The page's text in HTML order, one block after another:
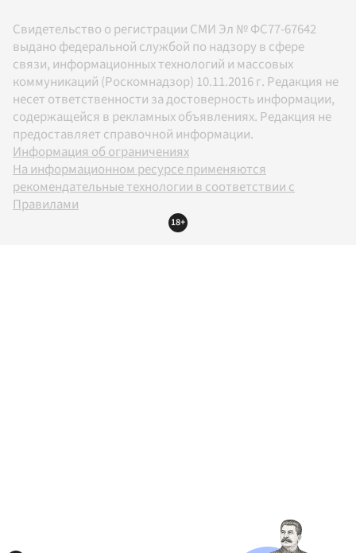
Свидетельство о регистрации СМИ Эл № ФС77-67642
выдано федеральной службой по надзору в сфере
связи, информационных технологий и массовых
коммуникаций (Роскомнадзор) 10.11.2016 г. Редакция не
несет ответственности за достоверность информации,
содержащейся в рекламных объявлениях. Редакция не
предоставляет справочной информации.
Информация об ограничениях
На информационном ресурсе применяются
рекомендательные технологии в соответствии с
Правилами
18+